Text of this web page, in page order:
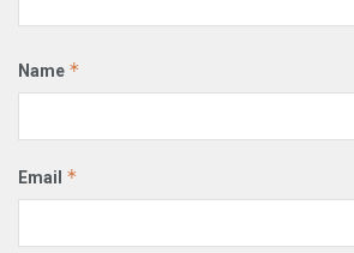
Name *
Email *